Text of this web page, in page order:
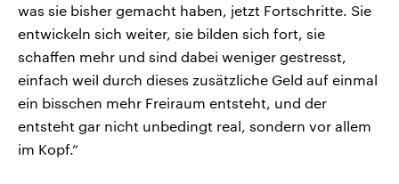
was sie bisher gemacht haben, jetzt Fortschritte. Sie
entwickeln sich weiter, sie bilden sich fort, sie
schaffen mehr und sind dabei weniger gestresst,
einfach weil durch dieses zusätzliche Geld auf einmal
ein bisschen mehr Freiraum entsteht, und der
entsteht gar nicht unbedingt real, sondern vor allem
im Kopf.“